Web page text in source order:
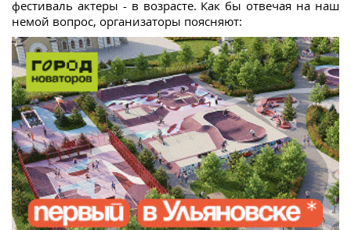
фестиваль актеры - в возрасте. Как бы отвечая на наш
немой вопрос, организаторы поясняют: